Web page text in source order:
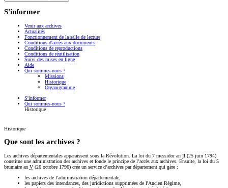
S'informer
Venir aux archives
Actualités
Fonctionnement de la salle de lecture
Conditions d'accès aux documents
Conditions de reproductions
Conditions de réutilisation
Suivi des mises en ligne
Aide
Qui sommes-nous ?
Missions
Historique
Organigramme
S'informer
Qui sommes-nous ?
Historique
Historique
Que sont les archives ?
Les archives départementales apparaissent sous la Révolution. La loi du 7 messidor an II (25 juin 1794)
constitue une administration des archives et fonde le principe de l’accès aux archives. Ensuite, la loi du 5
brumaire an V (26 octobre 1796) crée un service d’archives par département qui gère :
les archives de l'administration départementale,
les papiers des intendances, des juridictions supprimées de l'Ancien Régime,